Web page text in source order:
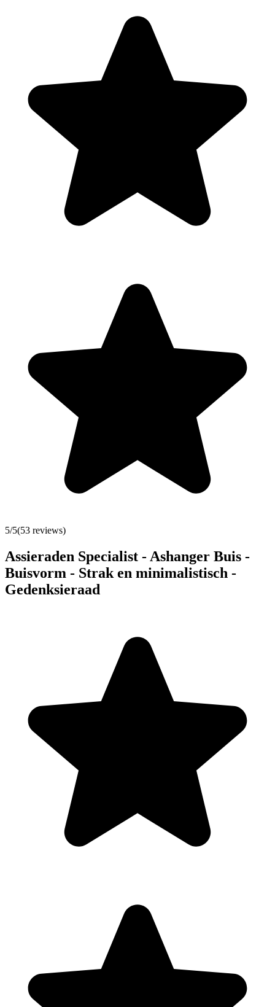
5/5(53 reviews)
Assieraden Specialist - Ashanger Buis -
Buisvorm - Strak en minimalistisch -
Gedenksieraad